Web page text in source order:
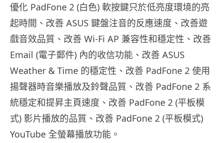
優化 PadFone 2 (白色) 軟按鍵只於低亮度環境的亮
起時間、改善 ASUS 鍵盤注音的反應速度、改善遊
戲音效品質、改善 Wi-Fi AP 兼容性和穩定性、改善
Email (電子郵件) 內的收信功能、改善 ASUS
Weather & Time 的穩定性、改善 PadFone 2 使用
揚聲器時音樂播放及鈴聲品質、改善 PadFone 2 系
統穩定和提昇主頁速度、改善 PadFone 2 (平板模
式) 影片播放的品質、改善 PadFone 2 (平板模式)
YouTube 全螢幕播放功能。